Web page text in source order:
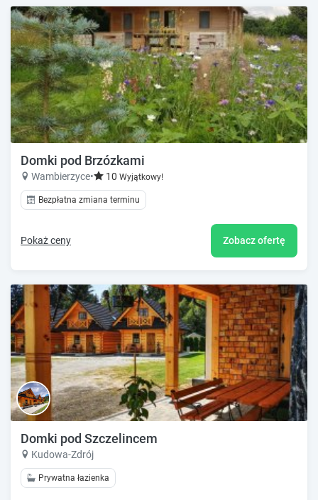
Domki pod Brzózkami
Wambierzyce• 10 Wyjątkowy!
Bezpłatna zmiana terminu
Pokaż ceny Zobacz ofertę
Domki pod Szczelincem
Kudowa-Zdrój
Prywatna łazienka